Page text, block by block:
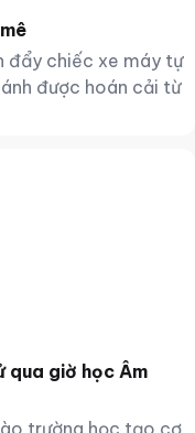
đẩy chiếc xe máy tự
được hoán cải từ
giờ học Âm
trường học tạo cơ